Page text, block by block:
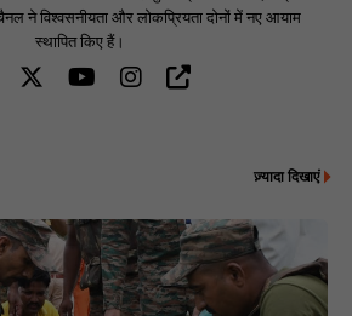
ने विश्वसनीयता और लोकप्रियता दोनों में नए आयाम
स्थापित किए हैं।
ज़्यादा दिखाएं